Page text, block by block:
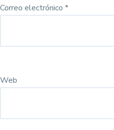
Correo electrónico *
Web